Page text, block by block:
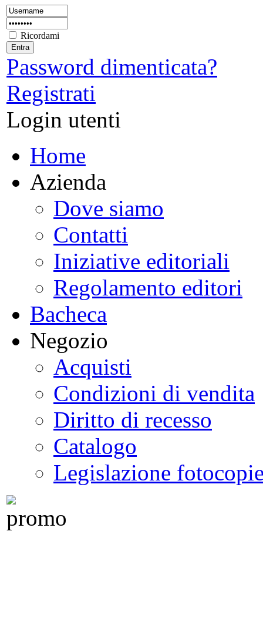
Ricordami
Password dimenticata?
Registrati
Login utenti
Home
Azienda
Dove siamo
Contatti
Iniziative editoriali
Regolamento editori
Bacheca
Negozio
Acquisti
Condizioni di vendita
Diritto di recesso
Catalogo
Legislazione